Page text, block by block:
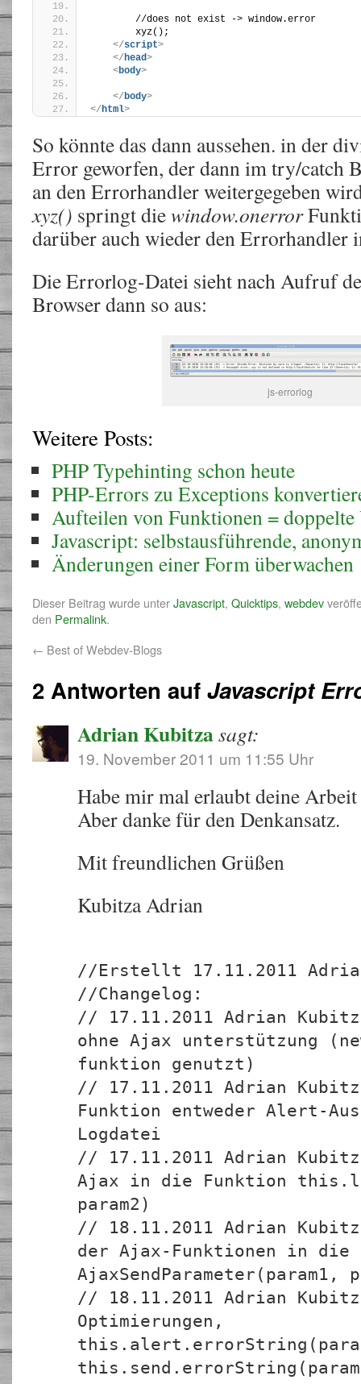
        //does not exist -> window.error
        xyz();
</script>
</head>
<body>
</body>
</html>
So könnte das dann aussehen. in der
Error geworfen, der dann im try/catch
an den Errorhandler weitergegeben
xyz() springt diewindow.onerror
darüber auch wieder den Errorhandler
Die Errorlog-Datei sieht nach Aufruf
Browser dann so aus:
js-errorlog
Weitere Posts:
PHP Typehinting schon heute
PHP-Errors zu Exceptions
Aufteilen von Funktionen =
Javascript: selbstausführende,
Änderungen einer Form überwachen
Dieser Beitrag wurde unterJavascript, Quicktips, webdev
den Permalink.
← Best of Webdev-Blogs
2 Antworten auf Javascript
Adrian Kubitzasagt:
19. November 2011 um 11:55 Uhr
Habe mir mal erlaubt deine
Aber danke für den Denkansatz.
Mit freundlichen Grüßen
Kubitza Adrian
//Erstellt 17.11.2011
//Changelog:
// 17.11.2011 Adrian
ohne Ajax unterstützung
funktion genutzt)
// 17.11.2011 Adrian Kubitza
Funktion entweder Alert-
Logdatei
// 17.11.2011 Adrian
Ajax in die Funktion
param2)
// 18.11.2011 Adrian
der Ajax-Funktionen in die
AjaxSendParameter(param1,
// 18.11.2011 Adrian
Optimierungen,